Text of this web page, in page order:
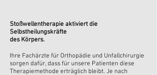
Stoßwellentherapie aktiviert die
Selbstheilungskräfte
des Körpers.
Ihre Fachärzte für Orthopädie und Unfallchirurgie
sorgen dafür, dass für unsere Patienten diese
Therapiemethode erträglich bleibt. Je nach